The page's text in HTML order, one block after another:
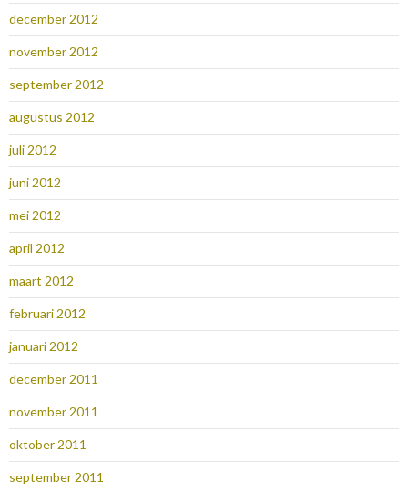
december 2012
november 2012
september 2012
augustus 2012
juli 2012
juni 2012
mei 2012
april 2012
maart 2012
februari 2012
januari 2012
december 2011
november 2011
oktober 2011
september 2011